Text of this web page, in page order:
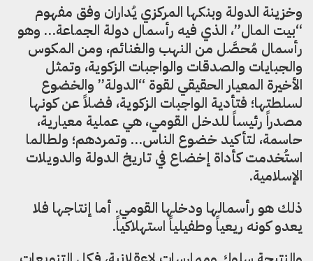
وخزينة الدولة وبنكها المركزي يُداران وفق مفهوم
“بيت المال”، الذي فيه رأسمال دولة الجماعة… وهو
رأسمال مُحصَّل من النهب والغنائم، ومن المكوس
والجبايات والصدقات والواجبات الزكوية، وتمثل
الأخيرة المعيار الحقيقي لقوة “الدولة” والخضوع
لسلطتها؛ فتأدية الواجبات الزكوية، فضلاً عن كونها
مصدراً رئيساً للدخل القومي، هي عملية معيارية،
حاسمة، لتأكيد خضوع الناس… وتمردهم؛ ولطالما
استُخدمت كأداة إخضاع في تاريخ الدولة والدويلات
الإسلامية.
ذلك هو رأسمالها ودخلها القومي. أما إنتاجها فلا
يعدو كونه ريعياً وطفيلياً استهلاكياً.